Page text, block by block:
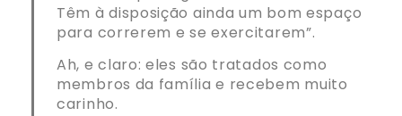
Têm à disposição ainda um bom espaço
para correrem e se exercitarem”.
Ah, e claro: eles são tratados como
membros da família e recebem muito
carinho.